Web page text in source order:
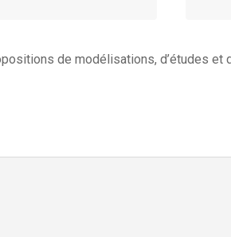
de modélisations, d’études et